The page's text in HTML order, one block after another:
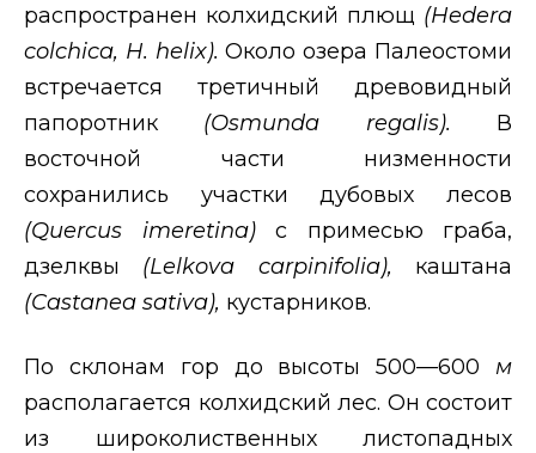
распространен колхидский плющ (Hedera
colchica, H. helix).Около озера Палеостоми
встречается третичный древовидный
папоротник (Osmunda regalis). В
восточной части низменности
сохранились участки дубовых лесов
(Quercus imeretina) с примесью граба,
дзелквы (Lelkova carpinifolia), каштана
(Castanea sativa), кустарников.
По склонам гор до высоты 500—600 м
располагается колхидский лес. Он состоит
из широколиственных листопадных